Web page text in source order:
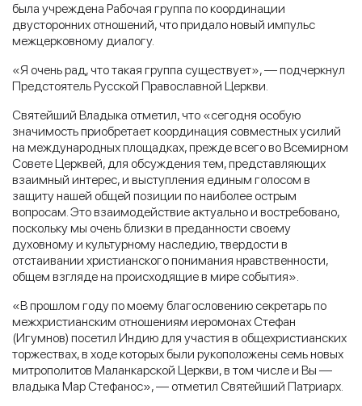
была учреждена Рабочая группа по координации
двусторонних отношений, что придало новый импульс
межцерковному диалогу.
«Я очень рад, что такая группа существует», — подчеркнул
Предстоятель Русской Православной Церкви.
Святейший Владыка отметил, что «сегодня особую
значимость приобретает координация совместных усилий
на международных площадках, прежде всего во Всемирном
Совете Церквей, для обсуждения тем, представляющих
взаимный интерес, и выступления единым голосом в
защиту нашей общей позиции по наиболее острым
вопросам. Это взаимодействие актуально и востребовано,
поскольку мы очень близки в преданности своему
духовному и культурному наследию, твердости в
отстаивании христианского понимания нравственности,
общем взгляде на происходящие в мире события».
«В прошлом году по моему благословению секретарь по
межхристианским отношениям иеромонах Стефан
(Игумнов) посетил Индию для участия в общехристианских
торжествах, в ходе которых были рукоположены семь новых
митрополитов Маланкарской Церкви, в том числе и Вы —
владыка Мар Стефанос», — отметил Святейший Патриарх.